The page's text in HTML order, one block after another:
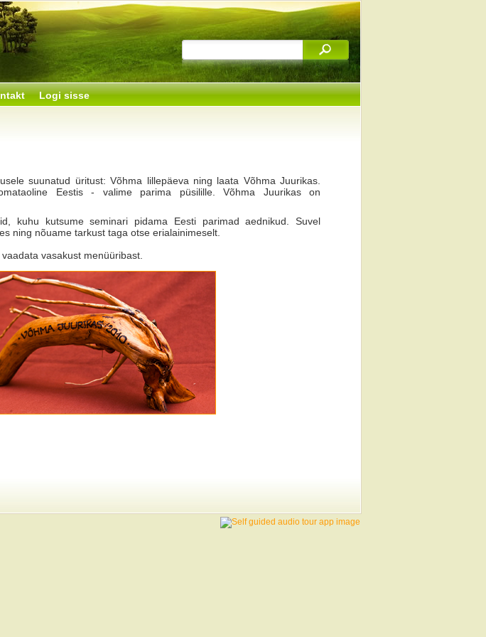
Logi sisse
suunatud üritust: Võhma lillepäeva ning laata Võhma Juurikas.
Eestis - valime parima püsilille. Võhma Juurikas on
kuhu kutsume seminari pidama Eesti parimad aednikud. Suvel
ning nõuame tarkust taga otse erialainimeselt.
vasakust menüüribast.